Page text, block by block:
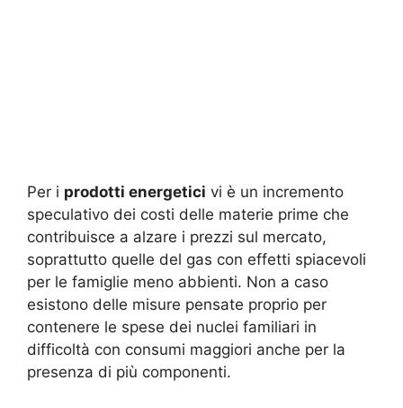
Per i prodotti energetici vi è un incremento
speculativo dei costi delle materie prime che
contribuisce a alzare i prezzi sul mercato,
soprattutto quelle del gas con effetti spiacevoli
per le famiglie meno abbienti. Non a caso
esistono delle misure pensate proprio per
contenere le spese dei nuclei familiari in
difficoltà con consumi maggiori anche per la
presenza di più componenti.